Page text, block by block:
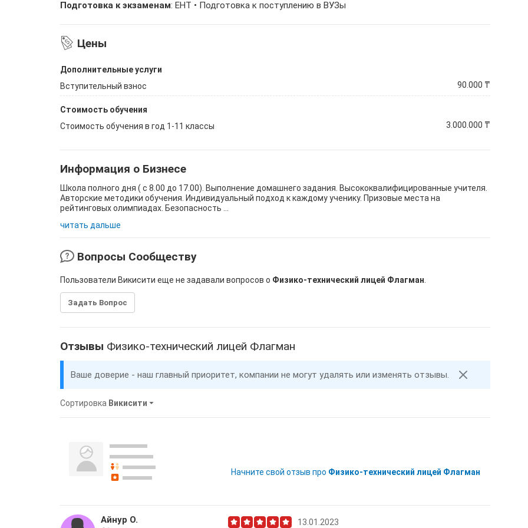
Подготовка к экзаменам: ЕНТ • Подготовка к поступлению в ВУЗы
Цены
Дополнительные услуги
Вступительный взнос
90.000 ₸
Стоимость обучения
Стоимость обучения в год 1-11 классы
3.000.000 ₸
Информация о Бизнесе
Школа полного дня ( с 8.00 до 17.00). Выполнение домашнего задания. Высококвалифицированные учителя.
Авторские методики обучения. Индивидуальный подход к каждому ученику. Призовые места на
рейтинговых олимпиадах. Безопасность ...
читать дальше
Вопросы Сообществу
Пользователи Викисити еще не задавали вопросов о Физико-технический лицей Флагман
Задать Вопрос
Отзывы Физико-технический лицей Флагман
Ваше доверие - наш главный приоритет, компании не могут удалять или изменять отзывы.
Сортировка Викисити
Начните свой отзыв про Физико-технический лицей Флагман
Айнур О. 13.01.2023